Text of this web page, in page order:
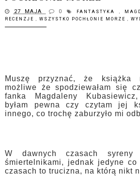
27 MAJA 0 FANTASTYKA ,
RECENZJE , WSZYSTKO POCHŁONIE MORZE ,
Muszę przyznać, że książka
możliwe że spodziewałam się
fanka Magdaleny
byłam pewna czy czytam jej
innego, co trochę zaburzyło mi
W dawnych czasach syreny
śmiertelnikami, jednak jedyne co
czasach to trucizna, na którą nikt